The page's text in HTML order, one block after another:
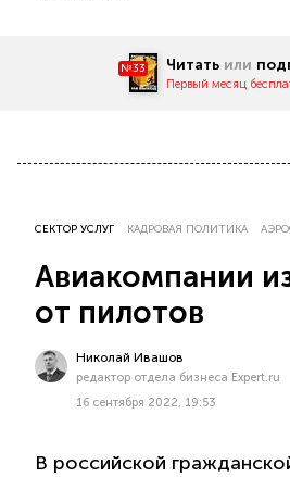
№33 Читать или
Первый месяц
СЕКТОР УСЛУГ КАДРОВАЯ ПОЛИТИКА
Авиакомпании
от пилотов
Николай Ивашов
редактор отдела бизнеса Expert.ru
16 сентября 2022, 19:53
В российской